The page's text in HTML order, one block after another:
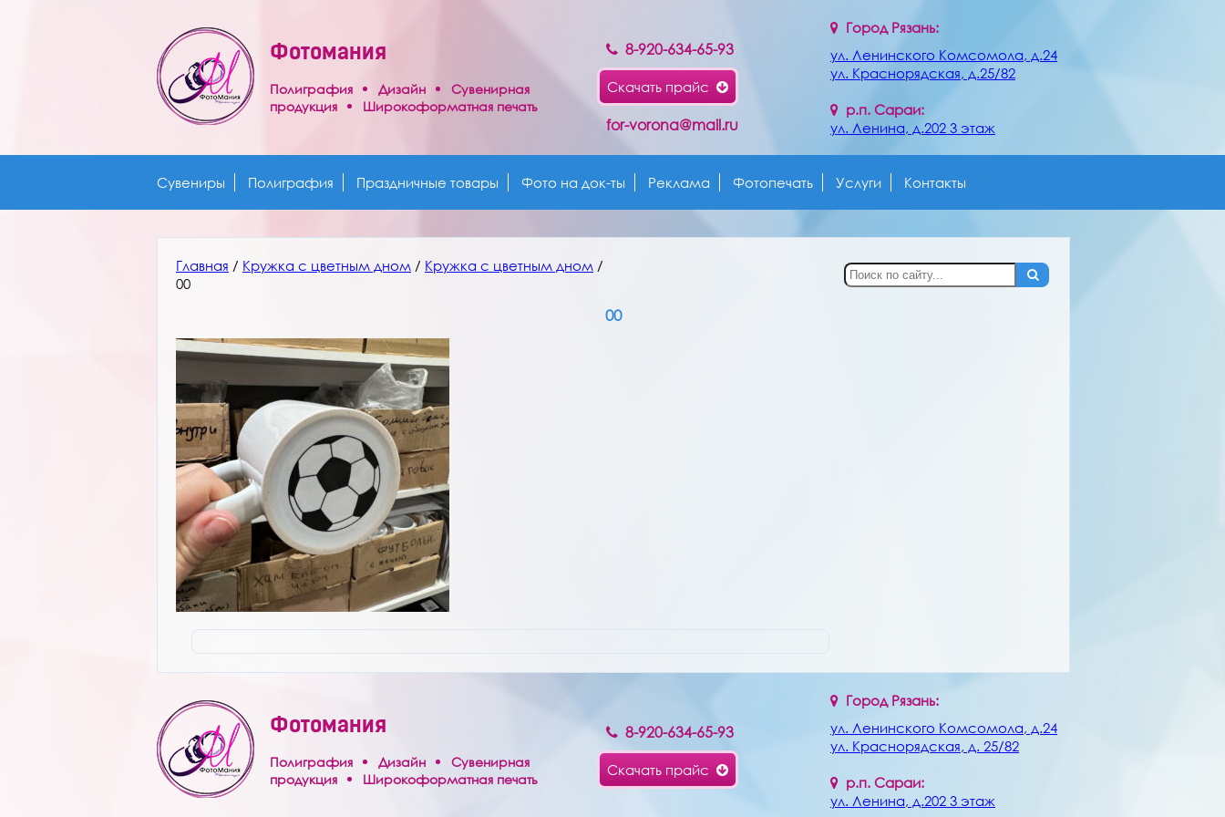
Фотомания
Полиграфия Дизайн
Сувенирная
продукция
Широкоформатная печать
8-920-634-65-93
Скачать прайс
for-vorona@mail.ru
Город Рязань:
ул. Ленинского Комсомола, д.24
ул. Краснорядская, д.25/82
р.п. Сараи:
ул. Ленина, д.202 3 этаж
Сувениры Полиграфия Праздничные товары Фото на док-ты Реклама Фотопечать Услуги Контакты
Главная / Кружка с цветным дном / Кружка с цветным дном /
00
00
Фотомания
Полиграфия Дизайн
Сувенирная
продукция
Широкоформатная печать
8-920-634-65-93
Скачать прайс
Город Рязань:
ул. Ленинского Комсомола, д.24
ул. Краснорядская, д. 25/82
р.п. Сараи:
ул. Ленина, д.202 3 этаж